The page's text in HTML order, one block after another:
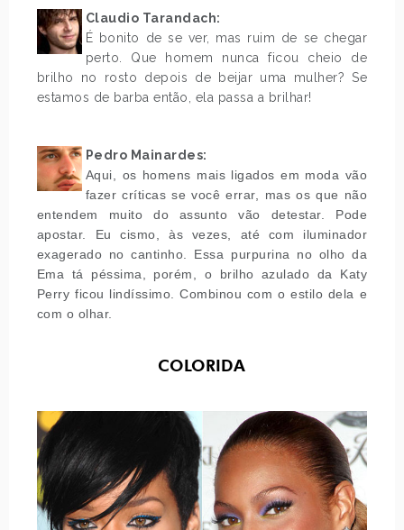
Claudio Tarandach:
É bonito de se ver, mas ruim de se chegar
perto. Que homem nunca ficou cheio de
brilho no rosto depois de beijar uma mulher? Se
estamos de barba então, ela passa a brilhar!
Pedro Mainardes:
Aqui, os homens mais ligados em moda vão
fazer críticas se você errar, mas os que não
entendem muito do assunto vão detestar. Pode
apostar. Eu cismo, às vezes, até com iluminador
exagerado no cantinho. Essa purpurina no olho da
Ema tá péssima, porém, o brilho azulado da Katy
Perry ficou lindíssimo. Combinou com o estilo dela e
com o olhar.
COLORIDA